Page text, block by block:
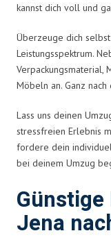
kannst dich voll und
Überzeuge dich
Leistungsspektrum.
Verpackungsmaterial,
Möbeln an. Ganz
Lass uns deinen
stressfreien Erlebnis
fordere dein
bei deinem Umzug
Jena